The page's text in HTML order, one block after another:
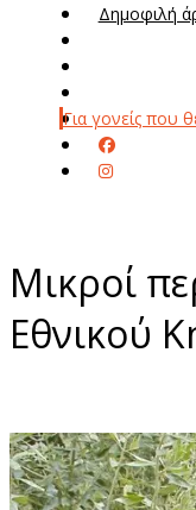
Δημοφιλή
Για γονείς που
Μικροί
Εθνικού